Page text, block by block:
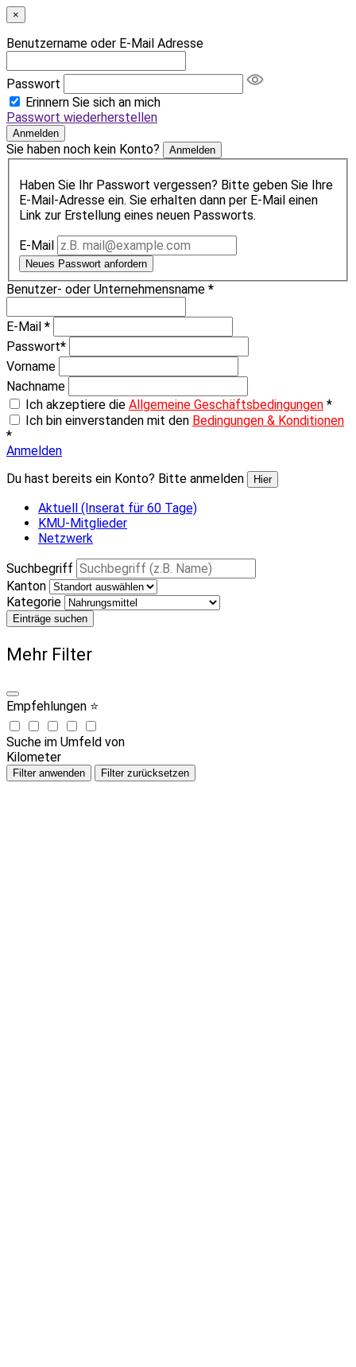
×
Benutzername oder E-Mail Adresse
Passwort
Erinnern Sie sich an mich
Passwort wiederherstellen
Anmelden
Sie haben noch kein Konto? Anmelden
Haben Sie Ihr Passwort vergessen? Bitte geben Sie Ihre
E-Mail-Adresse ein. Sie erhalten dann per E-Mail einen
Link zur Erstellung eines neuen Passworts.
E-Mail
Neues Passwort anfordern
Benutzer- oder Unternehmensname *
E-Mail *
Passwort*
Vorname
Nachname
Ich akzeptiere die Allgemeine Geschäftsbedingungen *
Ich bin einverstanden mit den Bedingungen & Konditionen
*
Anmelden
Du hast bereits ein Konto? Bitte anmelden
Hier
Aktuell (Inserat für 60 Tage)
KMU-Mitglieder
Netzwerk
Suchbegriff
Kanton
Kategorie
Einträge suchen
Mehr Filter
Empfehlungen ⭐
Suche im Umfeld von
Kilometer
Filter anwenden Filter zurücksetzen